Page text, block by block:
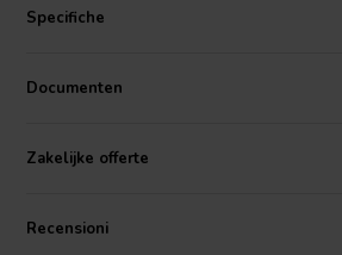
REDCATTCX12F140F Woofer Coassiale da
progettato per il rinforzo sonoro ad alta
a una comprovata cupola e a una tromba
installazioni.
Specifiche
Documenten
Zakelijke offerte
Recensioni